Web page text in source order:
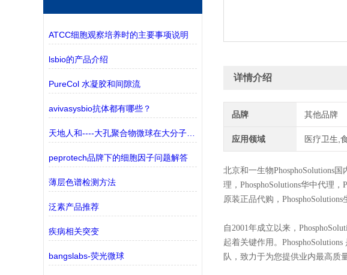
ATCC细胞观察培养时的主要事项说明
lsbio的产品介绍
PureCol 水凝胶和间隙流
avivasysbio抗体都有哪些？
天地人和----大孔聚合物微球在大分子纯化中的应用
peprotech品牌下的细胞因子问题解答
薄层色谱检测方法
泛素产品推荐
疾病相关突变
bangslabs-荧光微球
详情介绍
品牌 其他品牌
应用领域 医疗卫生,
北京和一生物PhosphoSolutions 国
理， PhosphoSolutions华中代理，
原装正品代购， PhosphoSolutions
自2001年成立以来，
起着关键作用。
队，致力于为您提供业内最高质